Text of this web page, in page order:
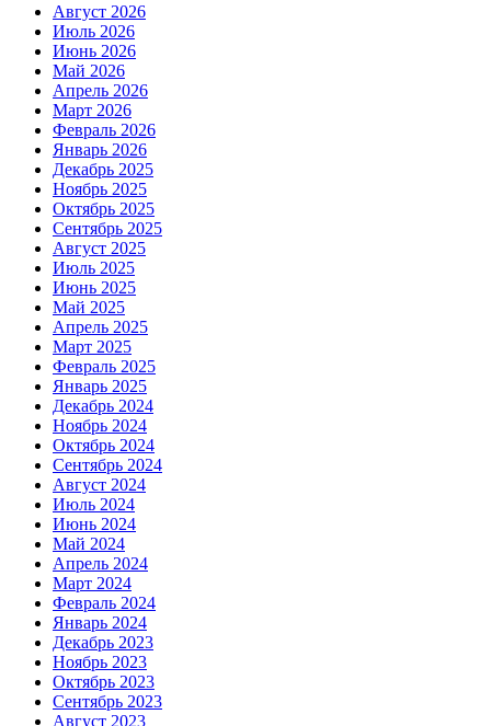
Август 2026
Июль 2026
Июнь 2026
Май 2026
Апрель 2026
Март 2026
Февраль 2026
Январь 2026
Декабрь 2025
Ноябрь 2025
Октябрь 2025
Сентябрь 2025
Август 2025
Июль 2025
Июнь 2025
Май 2025
Апрель 2025
Март 2025
Февраль 2025
Январь 2025
Декабрь 2024
Ноябрь 2024
Октябрь 2024
Сентябрь 2024
Август 2024
Июль 2024
Июнь 2024
Май 2024
Апрель 2024
Март 2024
Февраль 2024
Январь 2024
Декабрь 2023
Ноябрь 2023
Октябрь 2023
Сентябрь 2023
Август 2023